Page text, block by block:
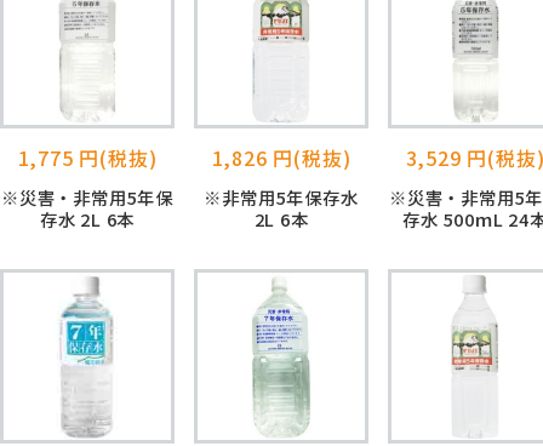
1,775 円(税抜)
※災害・非常用5年保
存水 2L 6本
1,826 円(税抜)
※非常用5年保存水
2L 6本
3,529 円(税抜
※災害・非常用5
存水 500ｍL 24